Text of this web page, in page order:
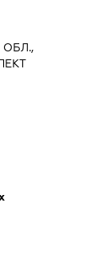
ОБЛ.,